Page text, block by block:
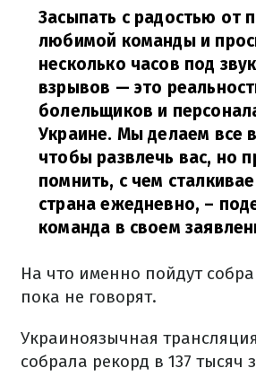
Засыпать с радостью от
любимой команды и
несколько часов под
взрывов — это
болельщиков и
Украине. Мы делаем все
чтобы развлечь вас, но
помнить, с чем
страна ежедневно, –
команда в своем
На что именно пойдут
пока не говорят.
Украиноязычная
собрала рекорд в 137 тысяч